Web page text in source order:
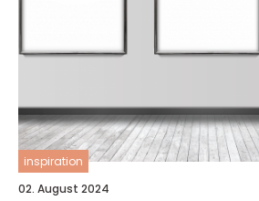
inspiration
02. August 2024